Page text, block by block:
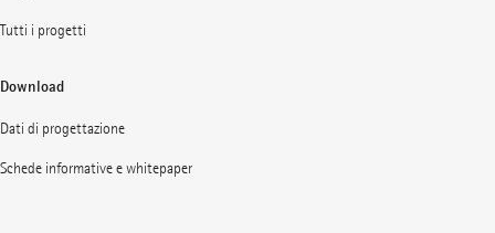
Tutti i progetti
Download
Dati di progettazione
Schede informative e whitepaper